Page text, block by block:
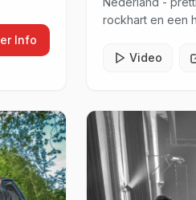
Info
rockhart en een
Video